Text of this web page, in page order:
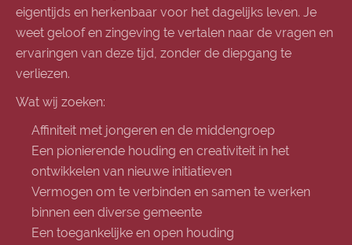
eigentijds en herkenbaar voor het dagelijks leven. Je
weet geloof en zingeving te vertalen naar de vragen en
ervaringen van deze tijd, zonder de diepgang te
verliezen.
Wat wij zoeken:
Affiniteit met jongeren en de middengroep
Een pionierende houding en creativiteit in het
ontwikkelen van nieuwe initiatieven
Vermogen om te verbinden en samen te werken
binnen een diverse gemeente
Een toegankelijke en open houding